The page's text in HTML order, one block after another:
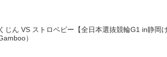
じん VS ストロベビー【全日本選抜競輪G1 in静岡
）